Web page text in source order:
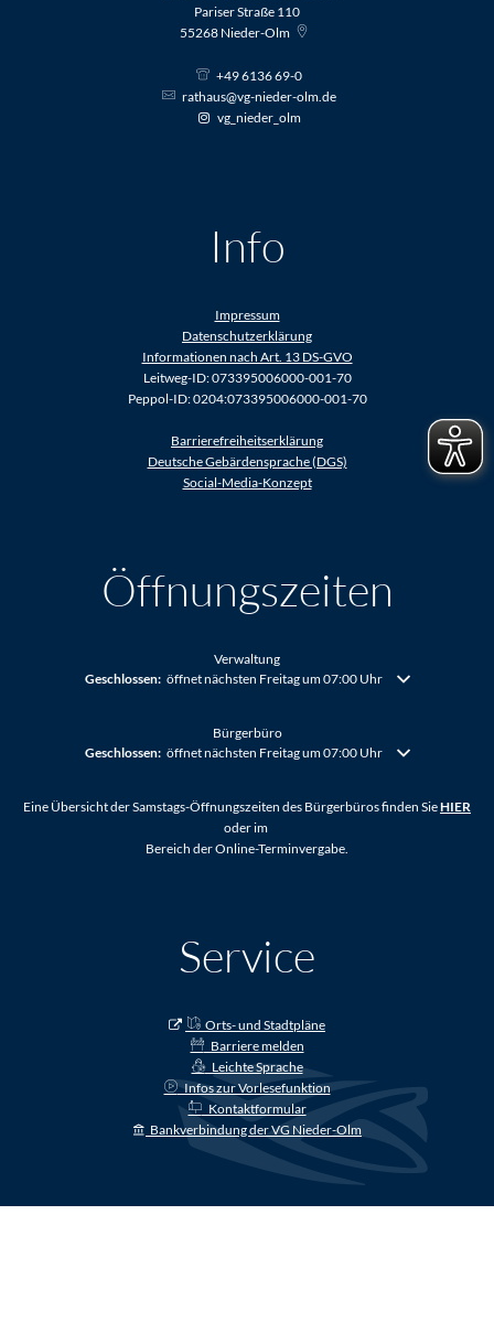
Pariser Straße 110
55268 Nieder-Olm
+49 6136 69-0
rathaus@vg-nieder-olm.de
vg_nieder_olm
Info
Impressum
Datenschutzerklärung
Informationen nach Art. 13 DS-GVO
Leitweg-ID: 073395006000-001-70
Peppol-ID: 0204:073395006000-001-70
Barrierefreiheitserklärung
Deutsche Gebärdensprache (DGS)
Social-Media-Konzept
Öffnungszeiten
Verwaltung
Klicken, um weitere Öffnungs- oder Schließzeiten auszublenden
Geschlossen: öffnet nächsten Freitag um 07:00 Uhr
Bürgerbüro
Klicken, um weitere Öffnungs- oder Schließzeiten auszublenden
Geschlossen: öffnet nächsten Freitag um 07:00 Uhr
Eine Übersicht der Samstags-Öffnungszeiten des Bürgerbüros finden SieHIER
oder im
Bereich der Online-Terminvergabe.
Service
Orts- und Stadtpläne
Barriere melden
Leichte Sprache
Infos zur Vorlesefunktion
Kontaktformular
Bankverbindung der VG Nieder-Olm